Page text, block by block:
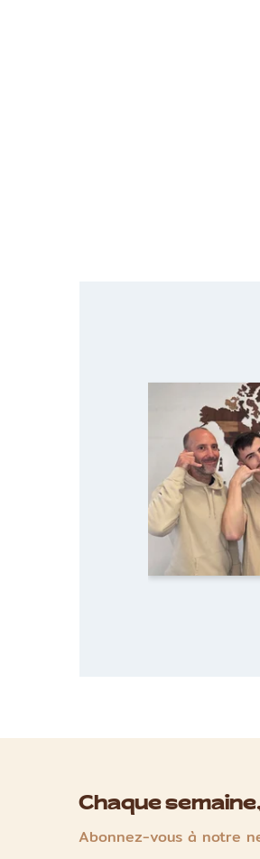
Chaque
Abonnez-vous à notre